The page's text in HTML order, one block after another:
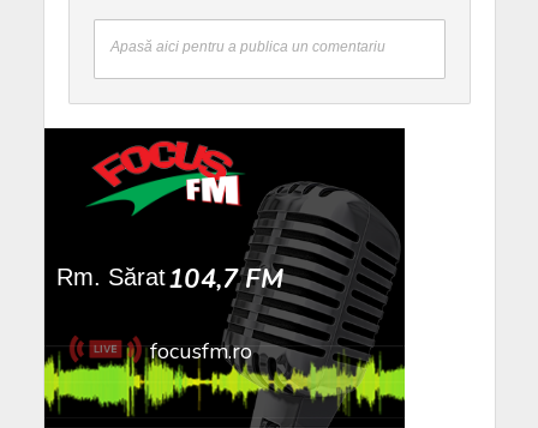
Apasă aici pentru a publica un comentariu